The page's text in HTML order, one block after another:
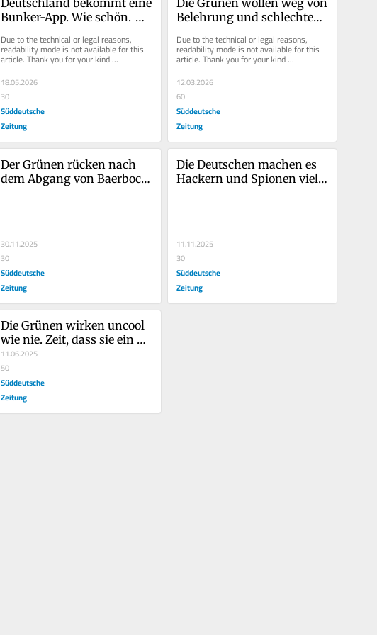
Bunker-App. Wie schön.
Due to the technical or legal reasons,
readability mode is not available for this
article. Thank you for your kind
understanding.
18.05.2026
30
Süddeutsche
Zeitung
Belehrung und schlechtem
Due to the technical or legal reasons,
readability mode is not available for this
article. Thank you for your kind
understanding.
12.03.2026
60
Süddeutsche
Zeitung
Der Grünen rücken nach
dem Abgang von Baerbock
30.11.2025
30
Süddeutsche
Zeitung
Die Deutschen machen es
Hackern und Spionen viel
11.11.2025
30
Süddeutsche
Zeitung
Die Grünen wirken uncool
wie nie. Zeit, dass sie ein
paar Dinge anders machen
11.06.2025
50
Süddeutsche
Zeitung